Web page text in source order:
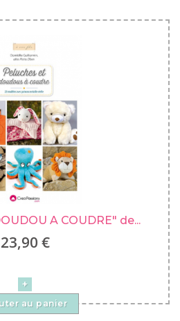
A COUDRE" de...
23,90 €
au panier